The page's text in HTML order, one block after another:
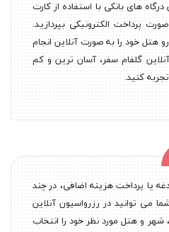
های بانکی با استفاده از کارت
پرداخت الکترونیکی بپردازید.
هتل خود را به صورت آنلاین انجام
24 ساعته آنلاین گلفام سفر، آسان ترین و کم
کنید.
یا پرداخت هزینه اضافی، در چند
می توانید در رزرواسیون آنلاین
شهر و هتل مورد نظر خود را انتخاب